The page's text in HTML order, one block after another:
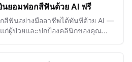
นยอมฟอกสีฟันด้วย AI ฟรี
สีฟันอย่างมืออาชีพได้ทันทีด้วย AI —
ก่ผู้ป่วยและปกป้องคลินิกของคุณ